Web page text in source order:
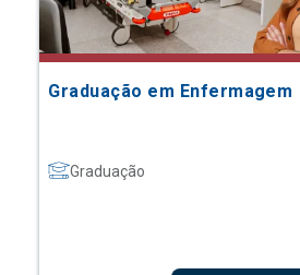
Graduação em Enfermagem
Graduação